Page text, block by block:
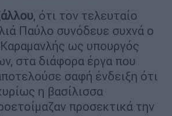
, ότι τον τελευταίο
Παύλο συνόδευε συχνά ο
ως υπουργός
στα διάφορα έργα που
σαφή ένδειξη ότι
η βασίλισσα
προσεκτικά την